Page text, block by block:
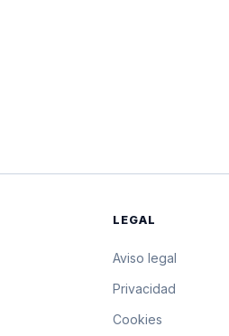
$20.842,41
LEGAL
Aviso legal
Privacidad
Cookies